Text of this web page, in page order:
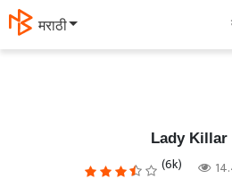
मराठी
Lady Killar
(6k)